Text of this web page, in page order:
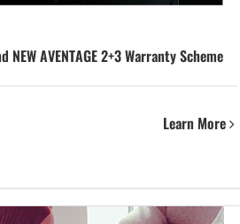
NEW AVENTAGE 2+3 Warranty Scheme
Learn More